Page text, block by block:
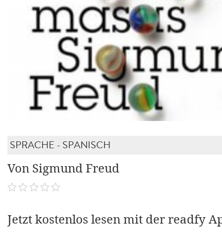
SPRACHE - SPANISCH
Von Sigmund Freud
Jetzt kostenlos lesen mit der readfy